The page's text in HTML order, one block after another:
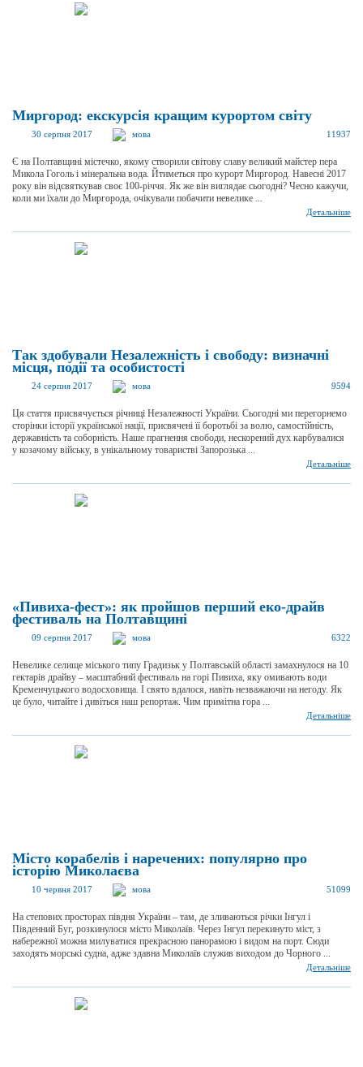
Миргород: екскурсія кращим курортом світу
30 серпня 2017 мова 11937
Є на Полтавщині містечко, якому створили світову cлаву великий майстер пера
Микола Гоголь і мінеральна вода. Йтиметься про курорт Миргород. Навесні 2017
року він відсвяткував своє 100-річчя. Як же він виглядає сьогодні? Чесно кажучи,
коли ми їхали до Миргорода, очікували побачити невелике ...
Детальніше
Так здобували Незалежність і свободу: визначні
місця, події та особистості
24 серпня 2017 мова 9594
Ця стаття присвячується річниці Незалежності України. Сьогодні ми перегорнемо
сторінки історії української нації, присвячені її боротьбі за волю, самостійність,
державність та соборність. Наше прагнення свободи, нескорений дух карбувалися
у козачому війську, в унікальному товаристві Запорозька ...
Детальніше
«Пивиха-фест»: як пройшов перший еко-драйв
фестиваль на Полтавщині
09 серпня 2017 мова 6322
Невелике селище міського типу Градизьк у Полтавській області замахнулося на 10
гектарів драйву – масштабний фестиваль на горі Пивиха, яку омивають води
Кременчуцького водосховища. І свято вдалося, навіть незважаючи на негоду. Як
це було, читайте і дивіться наш репортаж. Чим примітна гора ...
Детальніше
Місто корабелів і наречених: популярно про
історію Миколаєва
10 червня 2017 мова 51099
На степових просторах півдня України – там, де зливаються річки Інгул і
Південний Буг, розкинулося місто Миколаїв. Через Інгул перекинуто міст, з
набережної можна милуватися прекрасною панорамою і видом на порт. Сюди
заходять морські судна, адже здавна Миколаїв служив виходом до Чорного ...
Детальніше